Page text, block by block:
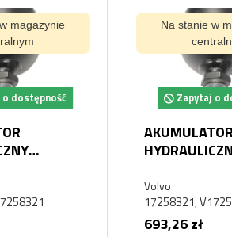
Na stanie w magazynie
Zapytaj o dostępność
AKUMULATOR
HYDRAULICZNY
17258321, V17258321